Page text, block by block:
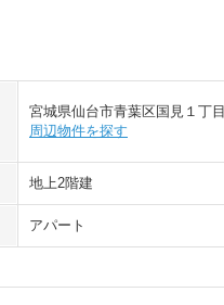
宮城県仙台市青葉区国見１丁目
周辺物件を探す
地上2階建
アパート